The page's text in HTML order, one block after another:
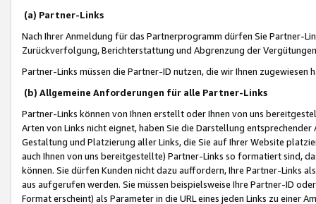
(a) Partner-Links
Nach Ihrer Anmeldung für das Partnerprogramm dürfen Sie Partner-
Zurückverfolgung, Berichterstattung und Abgrenzung der
Partner-Links müssen die Partner-ID nutzen, die wir Ihnen zugewiesen
(b) Allgemeine Anforderungen für alle Partner-Links
Partner-Links können von Ihnen erstellt oder Ihnen von uns
Arten von Links nicht eignet, haben Sie die Darstellung
Gestaltung und Platzierung aller Links, die Sie auf Ihrer Website
auch Ihnen von uns bereitgestellte) Partner-Links so formatiert sind,
können. Sie dürfen Kunden nicht dazu auffordern, Ihre Partner-Links
aus aufgerufen werden. Sie müssen beispielsweise Ihre Partner-ID
Format erscheint) als Parameter in die URL eines jeden Links zu einer